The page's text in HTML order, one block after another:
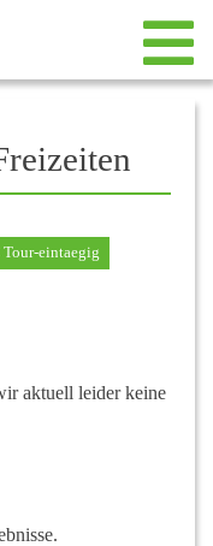
Tour-eintaegig
aktuell leider keine